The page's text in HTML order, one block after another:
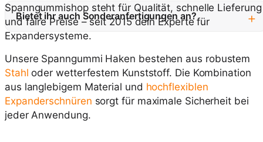
Bietet ihr auch Sonderanfertigungen an? +
Spanngummishop steht für Qualität, schnelle Lieferung
und faire Preise – seit 2015 dein Experte für
Expandersysteme.
Unsere Spanngummi Haken bestehen aus robustem
Stahl oder wetterfestem Kunststoff. Die Kombination
aus langlebigem Material und hochflexiblen
Expanderschnüren sorgt für maximale Sicherheit bei
jeder Anwendung.